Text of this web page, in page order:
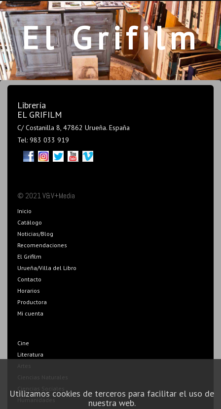
Utilizamos cookies de terceros para facilitar el uso de
nuestra web.
El Grifilm
Librería
EL GRIFILM
C/ Costanilla 8, 47862 Urueña. España
Tel: 983 033 919
© 2021 V&V+Media
Inicio
Catálogo
Noticias/Blog
Recomendaciones
El Grifilm
Urueña/Villa del Libro
Contacto
Horarios
Productora
Mi cuenta
Cine
Literatura
Artes
Ciencias Naturales
Ciencias Sociales
Humanidades